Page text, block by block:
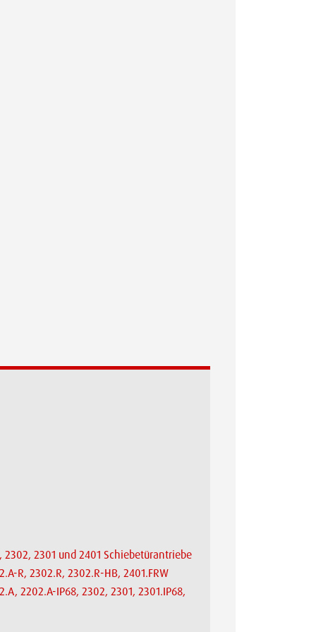
2301 und 2401 Schiebetürantriebe
R, 2302.R, 2302.R-HB, 2401.FRW
2202.A-IP68, 2302, 2301, 2301.IP68,